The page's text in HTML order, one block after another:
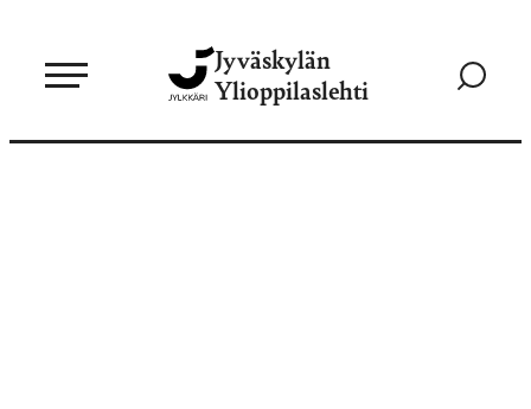
sisältöön
Jyväskylän
Ylioppilaslehti
Siirry